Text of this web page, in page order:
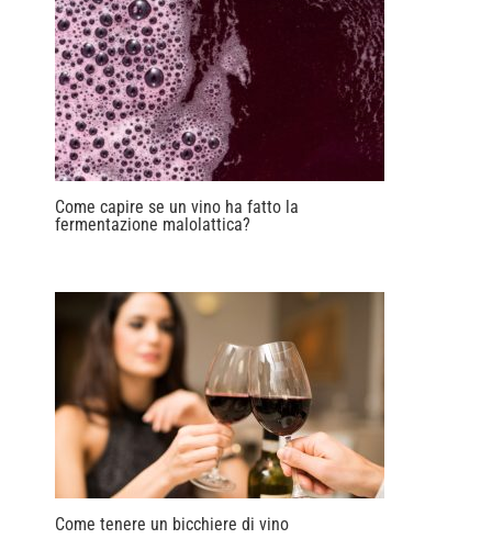
Come capire se un vino ha fatto la
fermentazione malolattica?
Come tenere un bicchiere di vino